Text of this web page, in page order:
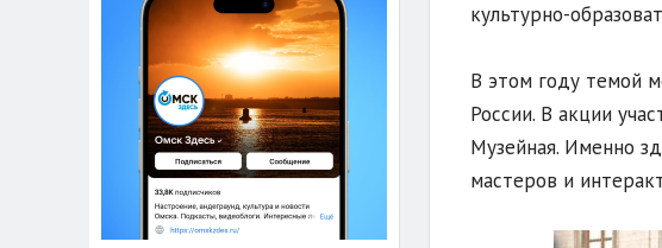
культурно-
В этом году темой
России. В акции
Музейная. Именно
мастеров и